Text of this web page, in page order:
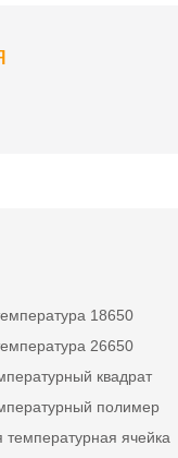
18650
26650
квадрат
полимер
температурная ячейка